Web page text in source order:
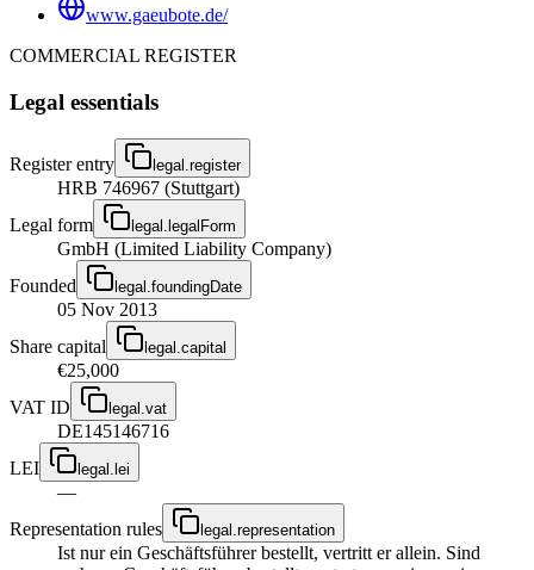
www.gaeubote.de/
COMMERCIAL REGISTER
Legal essentials
Register entry legal.register
HRB 746967 (Stuttgart)
Legal form
legal.legalForm
GmbH (Limited Liability Company)
Founded
legal.foundingDate
05 Nov 2013
Share capital
legal.capital
€25,000
VAT ID
legal.vat
DE145146716
LEI
legal.lei
—
Representation rules
legal.representation
Ist nur ein Geschäftsführer bestellt, vertritt er allein. Sind